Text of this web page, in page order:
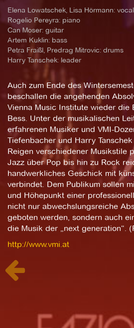
Elena Lowatschek, Lisa Hörmann:
Rogelio Pereyra: piano
Can Moser: guitar
Artem Kuklin: bass
Petra Fraißl, Predrag Mitrovic: drums
Harry Tanschek: leader
Auch zum Ende des
beschallen die angehenden
Vienna Music Institute wieder die
Bess. Unter der musikalischen
erfahrenen Musiker und VMI-
Tiefenbacher und Harry
Reigen verschiedener Musikstile
Jazz über Pop bis hin zu Rock
handwerkliches Geschick mit
verbindet. Dem Publikum sollen
und Höhepunkt einer
nicht nur abwechslungsreiche
geboten werden, sondern auch
die Musik der „next generation“.
http://www.vmi.at